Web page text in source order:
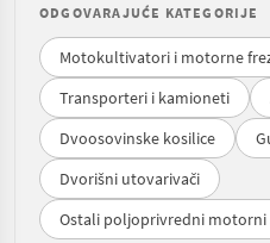
ODGOVARAJUĆE KATEGORIJE
Motokultivatori i motorne
Transporteri i kamioneti
Dvoosovinske kosilice
Dvorišni utovarivači
Ostali poljoprivredni motorni